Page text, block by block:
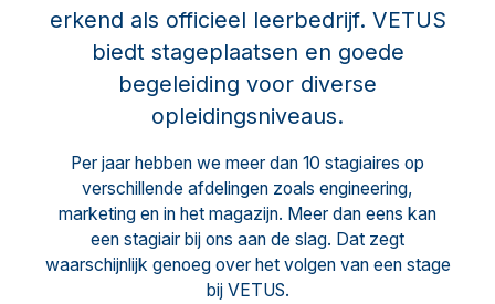
erkend als officieel leerbedrijf. VETUS
biedt stageplaatsen en goede
begeleiding voor diverse
opleidingsniveaus.
Per jaar hebben we meer dan 10 stagiaires op
verschillende afdelingen zoals engineering,
marketing en in het magazijn. Meer dan eens kan
een stagiair bij ons aan de slag. Dat zegt
waarschijnlijk genoeg over het volgen van een stage
bij VETUS.